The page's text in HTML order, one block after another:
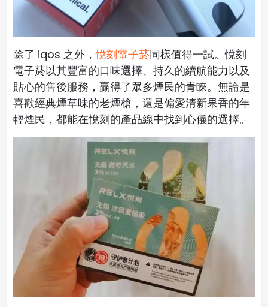
除了 iqos 之外，悅刻電子菸同樣值得一試。悅刻
電子菸以其豐富的口味選擇、持久的續航能力以及
貼心的售後服務，贏得了眾多煙民的青睞。無論是
喜歡經典煙草味的老煙槍，還是偏愛清新果香的年
輕煙民，都能在悅刻的產品線中找到心儀的選擇。